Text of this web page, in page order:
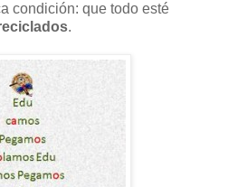
condición: que todo esté
.